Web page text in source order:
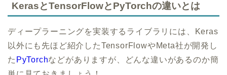
KerasとTensorFlowとPyTorchの違いとは
ディープラーニングを実装するライブラリには、Keras
以外にも先ほど紹介したTensorFlowやMeta社が開発し
た PyTorchなどがありますが、どんな違いがあるのか簡